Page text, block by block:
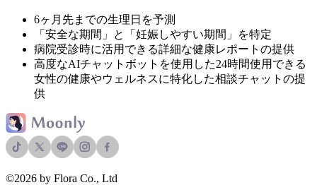
6ヶ月先までの生理日を予測
「安全な期間」と「妊娠しやすい期間」を特定
病院受診時に活用できる詳細な健康レポートの提供
高度なAIチャットボットを使用した24時間使用できる
女性の健康やウェルネスに特化した相談チャットの提
供
©2026 by Flora Co., Ltd